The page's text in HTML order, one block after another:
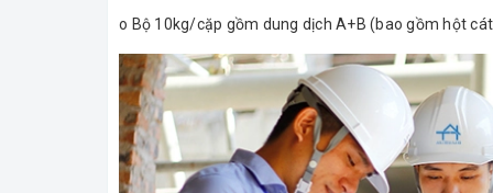
o Bộ 10kg/cặp gồm dung dịch A+B (bao gồm hột